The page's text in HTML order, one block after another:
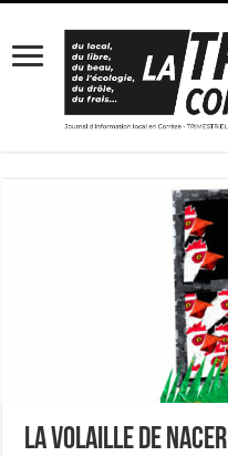
La volaille de Nacer